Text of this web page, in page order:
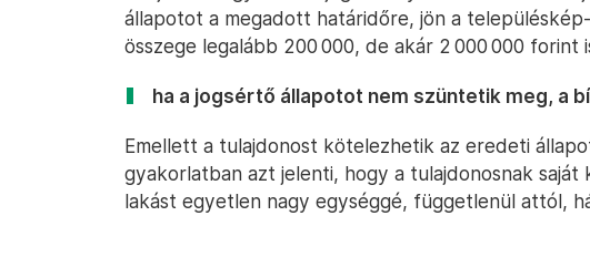
állapotot a megadott határidőre, jön a
összege legalább 200 000, de akár 2 000 000 forint
ha a jogsértő állapotot nem szüntetik meg, a
Emellett a tulajdonost kötelezhetik az eredeti
gyakorlatban azt jelenti, hogy a tulajdonosnak saját
lakást egyetlen nagy egységgé, függetlenül attól,